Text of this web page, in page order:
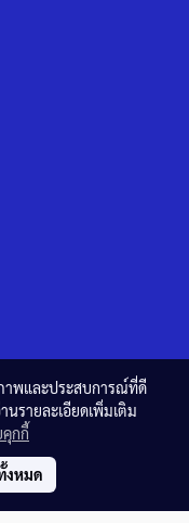
าพและประสบการณ์ที่ดี
นรายละเอียดเพิ่มเติม
กกี้
งหมด